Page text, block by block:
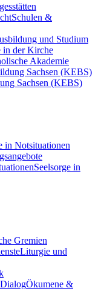
Schulen &
und Studium
in der Kirche
Akademie
Sachsen (KEBS)
in Notsituationen
Seelsorge in
Gremien
Liturgie und
Ökumene &